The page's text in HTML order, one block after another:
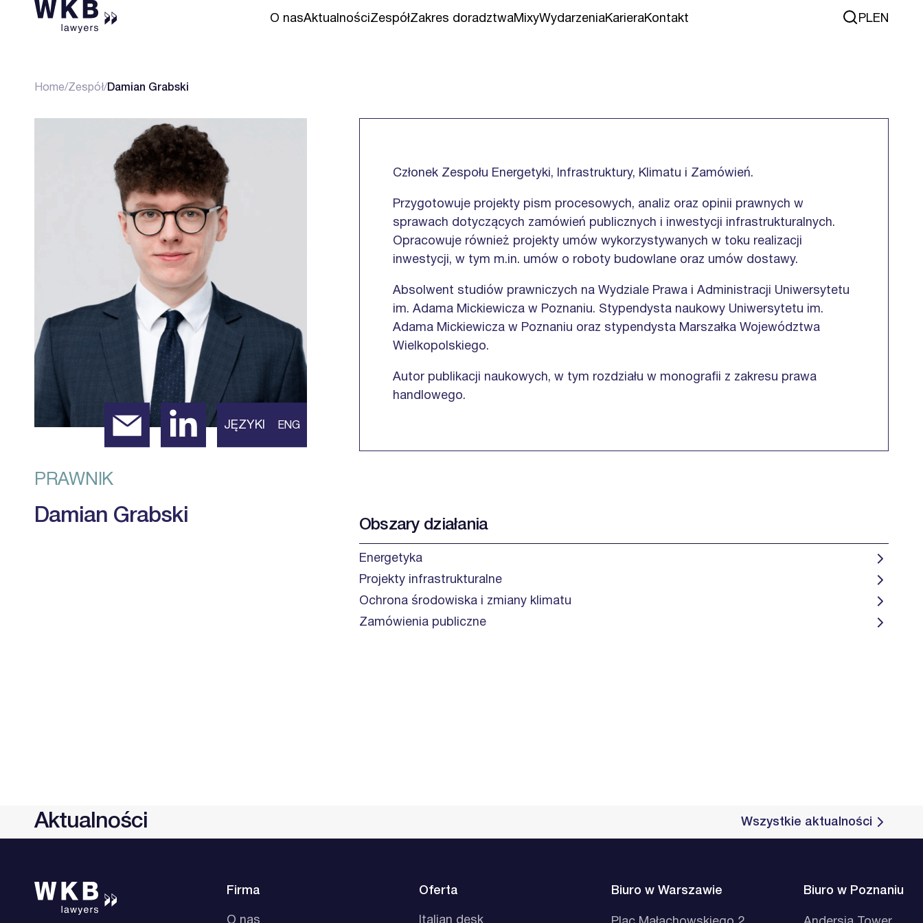
O nasAktualnościZespółZakres doradztwaMixyWydarzeniaKarieraKontakt PLEN
Home/Zespół/Damian Grabski
JĘZYKI ENG
PRAWNIK
Damian Grabski
Członek Zespołu Energetyki, Infrastruktury, Klimatu i Zamówień.
Przygotowuje projekty pism procesowych, analiz oraz opinii prawnych w
sprawach dotyczących zamówień publicznych i inwestycji infrastrukturalnych.
Opracowuje również projekty umów wykorzystywanych w toku realizacji
inwestycji, w tym m.in. umów o roboty budowlane oraz umów dostawy.
Absolwent studiów prawniczych na Wydziale Prawa i Administracji Uniwersytetu
im. Adama Mickiewicza w Poznaniu. Stypendysta naukowy Uniwersytetu im.
Adama Mickiewicza w Poznaniu oraz stypendysta Marszałka Województwa
Wielkopolskiego.
Autor publikacji naukowych, w tym rozdziału w monografii z zakresu prawa
handlowego.
Obszary działania
Energetyka
Projekty infrastrukturalne
Ochrona środowiska i zmiany klimatu
Zamówienia publiczne
Aktualności Wszystkie aktualności
Firma Oferta Biuro w Warszawie Biuro w Poznaniu